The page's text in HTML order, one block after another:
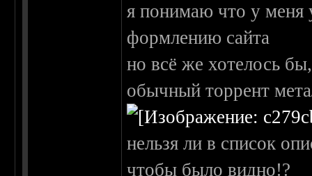
я понимаю что у меня
формлению сайта
но всё же хотелось
обычный торрент
нельзя ли в список
чтобы было видно!?